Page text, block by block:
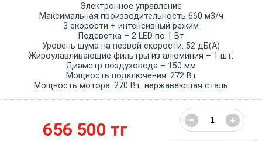
Электронное управление
Максимальная производительность 660 м3/ч
3 скорости + интенсивный режим
Подсветка – 2 LED по 1 Вт
Уровень шума на первой скорости: 52 дБ(А)
Жироулавливающие фильтры из алюминия – 1 шт.
Диаметр воздуховода – 150 мм
Мощность подключения: 272 Вт
Мощность мотора: 270 Вт. нержавеющая сталь
656 500 тг − +